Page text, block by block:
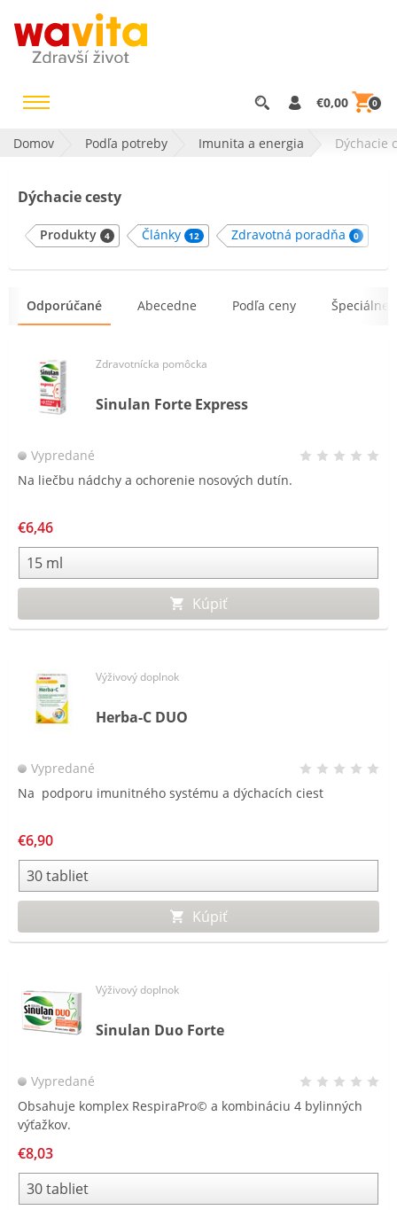
€0,00 0
Domov Podľa potreby Imunita a energia Dýchacie
Dýchacie cesty
Produkty 4 Články 12 Zdravotná poradňa 0
Odporúčané Abecedne Podľa ceny Špeciálne
Zdravotnícka pomôcka
Sinulan Forte Express
Vypredané
Na liečbu nádchy a ochorenie nosových dutín.
€6,46
Kúpiť
Výživový doplnok
Herba-C DUO
Vypredané
Na podporu imunitného systému a dýchacích ciest
€6,90
Kúpiť
Výživový doplnok
Sinulan Duo Forte
Vypredané
Obsahuje komplex RespiraPro© a kombináciu 4 bylinných
výťažkov.
€8,03